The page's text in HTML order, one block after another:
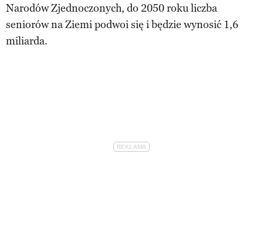
Narodów Zjednoczonych, do 2050 roku liczba
seniorów na Ziemi podwoi się i będzie wynosić 1,6
miliarda.